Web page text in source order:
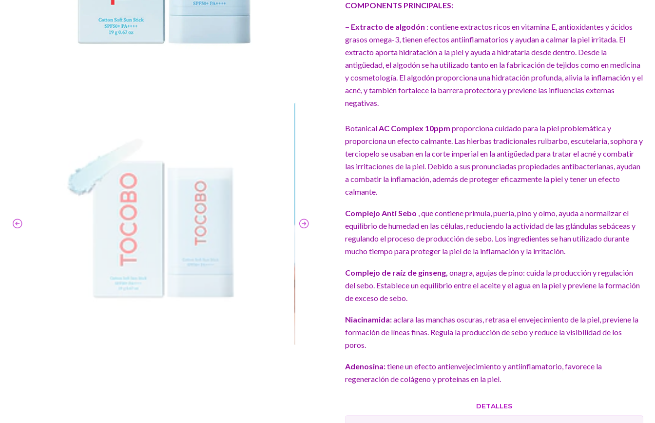
COMPONENTS PRINCIPALES:
– Extracto de algodón : contiene extractos ricos en vitamina E, antioxidantes y ácidos
grasos omega-3, tienen efectos antiinflamatorios y ayudan a calmar la piel irritada. El
extracto aporta hidratación a la piel y ayuda a hidratarla desde dentro. Desde la
antigüedad, el algodón se ha utilizado tanto en la fabricación de tejidos como en medicina
y cosmetología. El algodón proporciona una hidratación profunda, alivia la inflamación y el
acné, y también fortalece la barrera protectora y previene las influencias externas
negativas.
BotanicalAC Complex 10ppm proporciona cuidado para la piel problemática y
proporciona un efecto calmante. Las hierbas tradicionales ruibarbo, escutelaria, sophora y
terciopelo se usaban en la corte imperial en la antigüedad para tratar el acné y combatir
las irritaciones de la piel. Debido a sus pronunciadas propiedades antibacterianas, ayudan
a combatir la inflamación, además de proteger eficazmente la piel y tener un efecto
calmante.
Complejo Anti Sebo , que contiene prímula, pueria, pino y olmo, ayuda a normalizar el
equilibrio de humedad en las células, reduciendo la actividad de las glándulas sebáceas y
regulando el proceso de producción de sebo. Los ingredientes se han utilizado durante
mucho tiempo para proteger la piel de la inflamación y la irritación.
Complejo de raíz de ginseng, onagra, agujas de pino: cuida la producción y regulación
del sebo. Establece un equilibrio entre el aceite y el agua en la piel y previene la formación
de exceso de sebo.
Niacinamida:aclara las manchas oscuras, retrasa el envejecimiento de la piel, previene la
formación de líneas finas. Regula la producción de sebo y reduce la visibilidad de los
poros.
Adenosina:tiene un efecto antienvejecimiento y antiinflamatorio, favorece la
regeneración de colágeno y proteínas en la piel.
DETALLES